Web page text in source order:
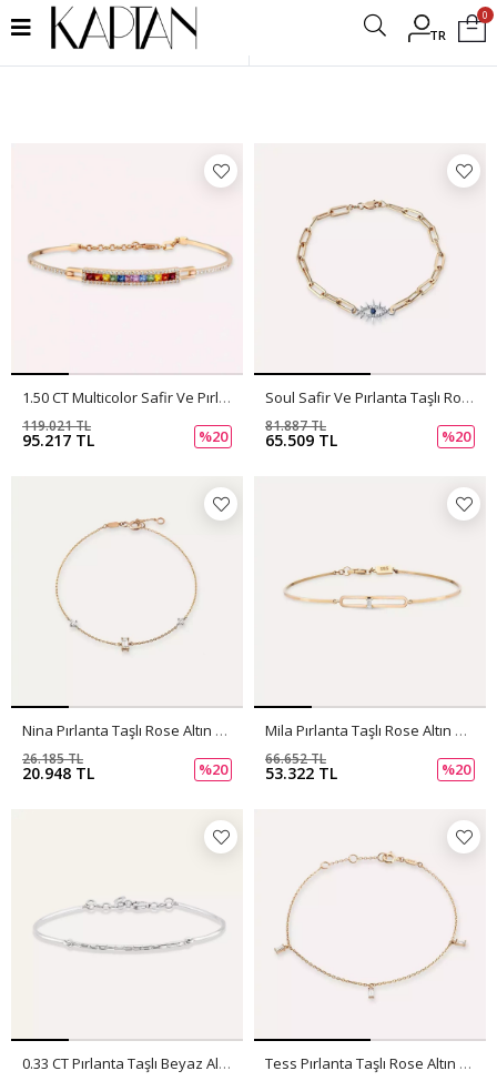
TR
0
Filtrele
1.50 CT Multicolor Safir Ve Pırlanta Taşlı Rose Altın Bileklik
95.217 TL
119.021 TL
%20
Soul Safir Ve Pırlanta Taşlı Rose Altın Bileklik
65.509 TL
81.887 TL
%20
Nina Pırlanta Taşlı Rose Altın Bileklik
20.948 TL
26.185 TL
%20
Mila Pırlanta Taşlı Rose Altın Bileklik
53.322 TL
66.652 TL
%20
0.33 CT Pırlanta Taşlı Beyaz Altın Bileklik Tess Pırlanta Taşlı Rose Altın Bileklik